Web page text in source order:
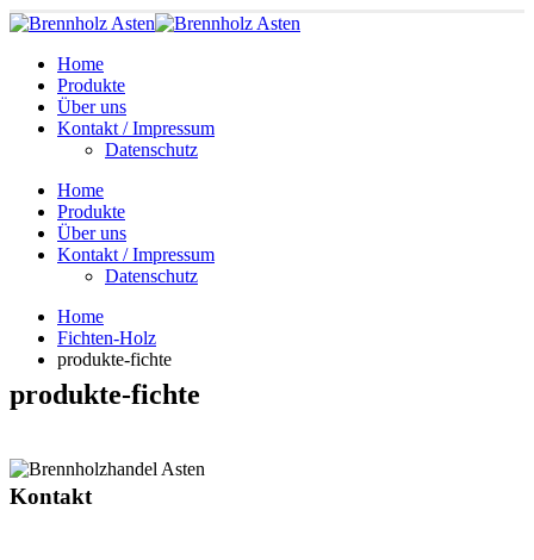
Home
Produkte
Über uns
Kontakt / Impressum
Datenschutz
Home
Produkte
Über uns
Kontakt / Impressum
Datenschutz
Home
Fichten-Holz
produkte-fichte
produkte-fichte
Kontakt